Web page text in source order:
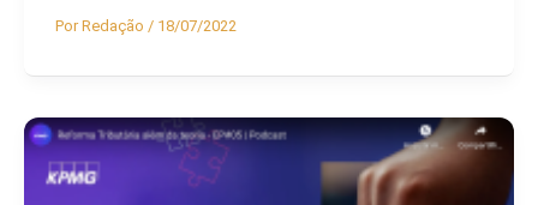
PorRedação / 18/07/2022